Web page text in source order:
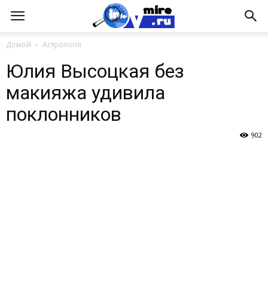
Домой Астрологія
Юлия Высоцкая без
макияжа удивила
поклонников
902